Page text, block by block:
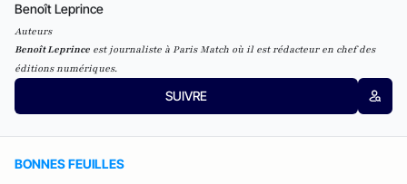
Benoît Leprince
Auteurs
Benoît Leprince est journaliste à Paris Match où il est rédacteur en chef des
éditions numériques.
SUIVRE
BONNES FEUILLES